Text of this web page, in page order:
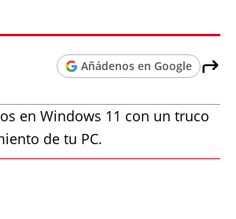
Añádenos en Google
en Windows 11 con un truco
de tu PC.